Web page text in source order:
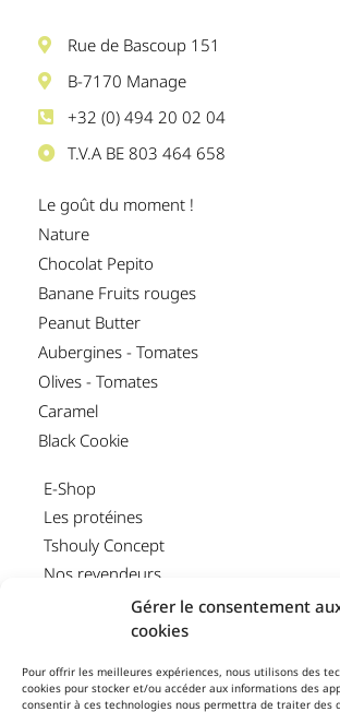
Gérer le consentement
cookies
Pour offrir les meilleures expériences, nous utilisons des
cookies pour stocker et/ou accéder aux informations des
consentir à ces technologies nous permettra de traiter des
Rue de Bascoup 151
B-7170 Manage
+32 (0) 494 20 02 04
T.V.A BE 803 464 658
Le goût du moment !
Nature
Chocolat Pepito
Banane Fruits rouges
Peanut Butter
Aubergines - Tomates
Olives - Tomates
Caramel
Black Cookie
E-Shop
Les protéines
Tshouly Concept
Nos revendeurs
Conseils de dégustation
CGV